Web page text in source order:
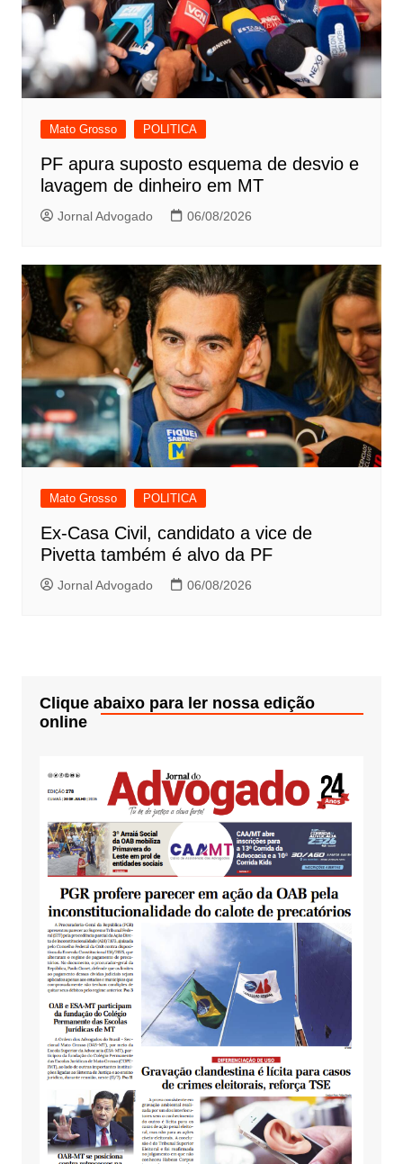
Mato Grosso POLITICA
PF apura suposto esquema de desvio e
lavagem de dinheiro em MT
Jornal Advogado 06/08/2026
Mato Grosso POLITICA
Ex-Casa Civil, candidato a vice de
Pivetta também é alvo da PF
Jornal Advogado 06/08/2026
Clique abaixo para ler nossa edição
online